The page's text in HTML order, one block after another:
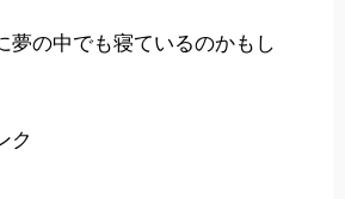
夢の中でも寝ているのかもし
ク